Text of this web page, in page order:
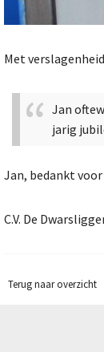
Met
Jan
jarig
Jan, bedankt
C.V. De
Terug naar overzicht